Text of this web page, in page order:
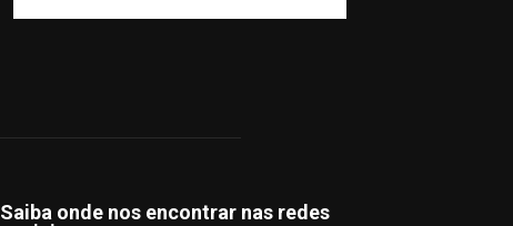
Saiba onde nos encontrar nas redes